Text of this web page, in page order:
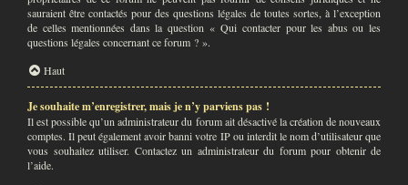
sauraient être contactés pour des questions légales de toutes sortes, à l’exception
de celles mentionnées dans la question « Qui contacter pour les abus ou les
questions légales concernant ce forum ? ».
Haut
Je souhaite m’enregistrer, mais je n’y parviens pas !
Il est possible qu’un administrateur du forum ait désactivé la création de nouveaux
comptes. Il peut également avoir banni votre IP ou interdit le nom d’utilisateur que
vous souhaitez utiliser. Contactez un administrateur du forum pour obtenir de
l’aide.